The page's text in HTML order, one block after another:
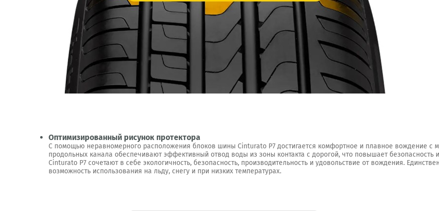
Оптимизированный рисунок протектора
С помощью неравномерного расположения блоков шины Cinturato P7 достигается комфортное и плавное вождение
продольных канала обеспечивают эффективный отвод воды из зоны контакта с дорогой, что повышает
Cinturato P7 сочетают в себе экологичность, безопасность, производительность и удовольствие от вождения.
возможность использования на льду, снегу и при низких температурах.